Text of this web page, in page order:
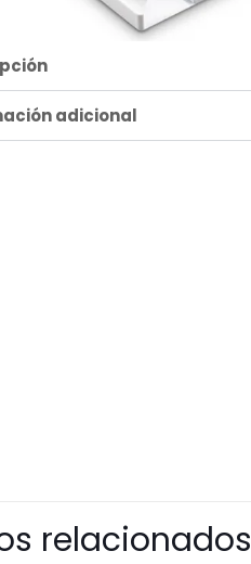
adicional
relacionados